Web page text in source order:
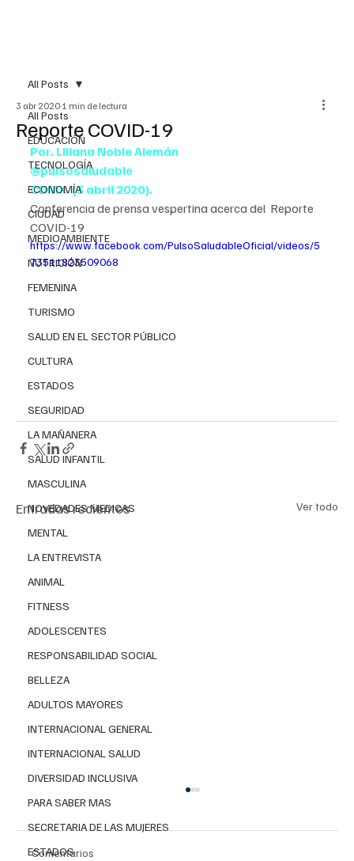
All Posts
EDUCACIÓN
TECNOLOGÍA
ECONOMÍA
CIUDAD
MEDIOAMBIENTE
NUTRICIÓN
FEMENINA
TURISMO
SALUD EN EL SECTOR PÚBLICO
CULTURA
ESTADOS
SEGURIDAD
LA MAÑANERA
SALUD INFANTIL
MASCULINA
NOVEDADES MEDICAS
MENTAL
LA ENTREVISTA
ANIMAL
FITNESS
ADOLESCENTES
RESPONSABILIDAD SOCIAL
BELLEZA
ADULTOS MAYORES
INTERNACIONAL GENERAL
INTERNACIONAL SALUD
DIVERSIDAD INCLUSIVA
PARA SABER MAS
SECRETARIA DE LAS MUJERES
ESTADOS
All Posts
Reporte COVID-19
3 abr 2020 1 min de lectura
Por. Liliana Noble Alemán
@pulsosaludable
CDMX. (3 abril 2020).
Conferencia de prensa vespertina acerca del  Reporte
COVID-19
https://www.facebook.com/PulsoSaludableOficial/videos/5
73511823509068
Entradas recientes Ver todo
Comentarios